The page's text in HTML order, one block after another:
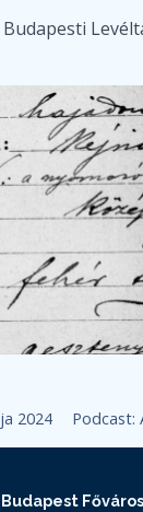
Budapesti
2024
Budapest Főváros